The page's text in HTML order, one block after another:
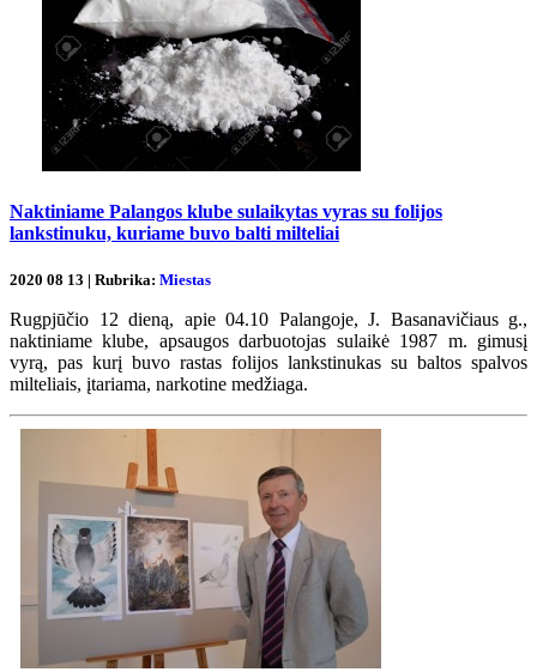
Naktiniame Palangos klube sulaikytas vyras su folijos
lankstinuku, kuriame buvo balti milteliai
2020 08 13 | Rubrika: Miestas
Rugpjūčio 12 dieną, apie 04.10 Palangoje, J. Basanavičiaus g.,
naktiniame klube, apsaugos darbuotojas sulaikė 1987 m. gimusį
vyrą, pas kurį buvo rastas folijos lankstinukas su baltos spalvos
milteliais, įtariama, narkotine medžiaga.